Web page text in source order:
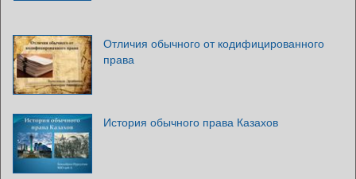
Отличия обычного от кодифицированного
права
История обычного права Казахов